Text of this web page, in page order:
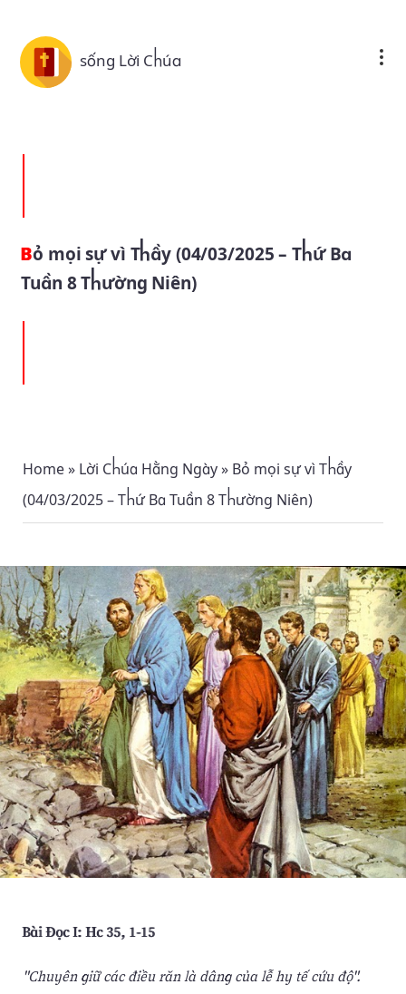
sống Lời Chúa
Bỏ mọi sự vì Thầy (04/03/2025 – Thứ Ba
Tuần 8 Thường Niên)
Home» Lời Chúa Hằng Ngày» Bỏ mọi sự vì Thầy
(04/03/2025 – Thứ Ba Tuần 8 Thường Niên)
Bài Ðọc I: Hc 35, 1-15
"Chuyên giữ các điều răn là dâng của lễ hy tế cứu độ".